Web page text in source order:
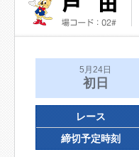
5月24日
初日
レース
締切予定時刻